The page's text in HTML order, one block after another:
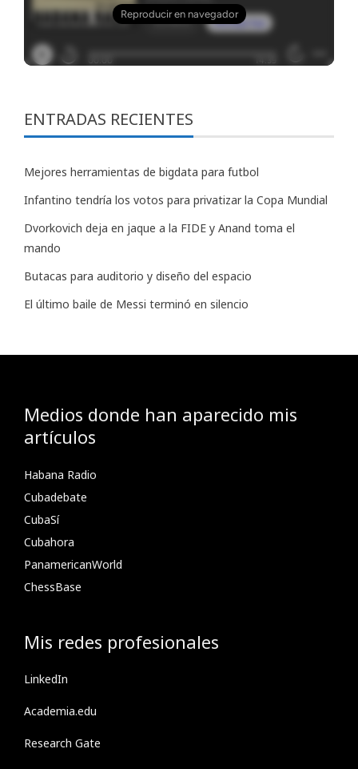
ENTRADAS RECIENTES
Mejores herramientas de bigdata para futbol
Infantino tendría los votos para privatizar la Copa Mundial
Dvorkovich deja en jaque a la FIDE y Anand toma el
mando
Butacas para auditorio y diseño del espacio
El último baile de Messi terminó en silencio
Medios donde han aparecido mis
artículos
Habana Radio
Cubadebate
CubaSí
Cubahora
PanamericanWorld
ChessBase
Mis redes profesionales
LinkedIn
Academia.edu
Research Gate